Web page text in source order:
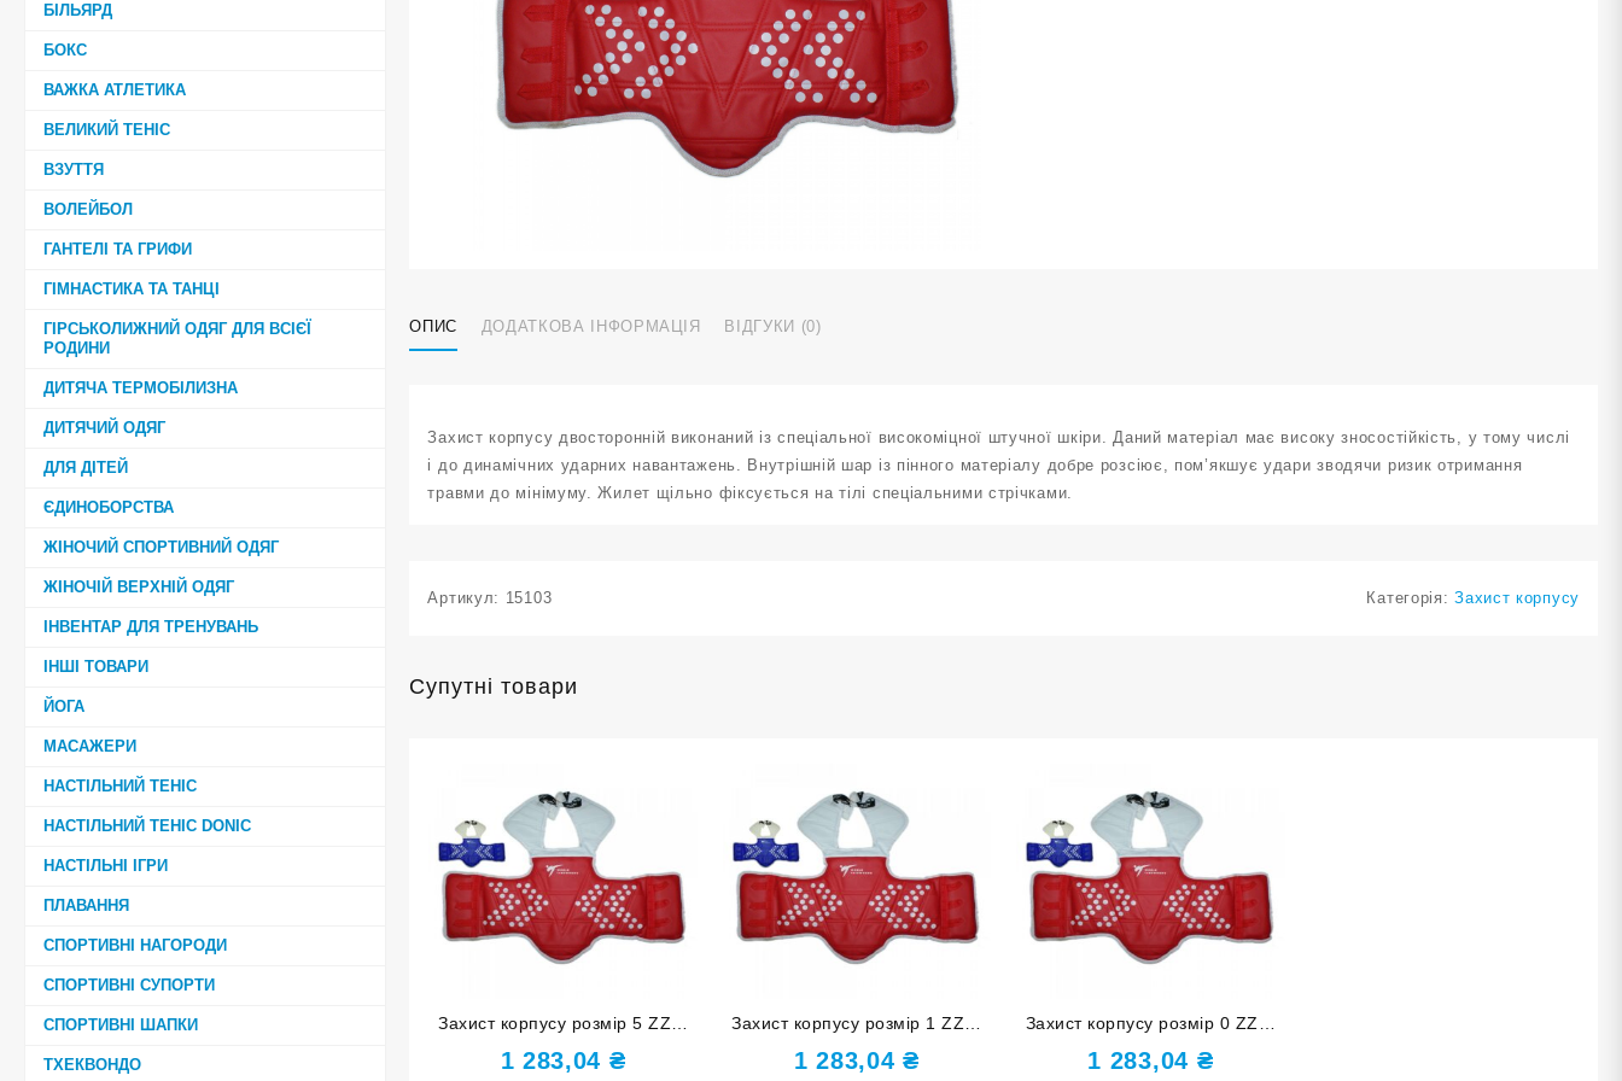
БІЛЬЯРД
БОКС
ВАЖКА АТЛЕТИКА
ВЕЛИКИЙ ТЕНІС
ВЗУТТЯ
ВОЛЕЙБОЛ
ГАНТЕЛІ ТА ГРИФИ
ГІМНАСТИКА ТА ТАНЦІ
ГІРСЬКОЛИЖНИЙ ОДЯГ ДЛЯ ВСІЄЇ
РОДИНИ
ДИТЯЧА ТЕРМОБІЛИЗНА
ДИТЯЧИЙ ОДЯГ
ДЛЯ ДІТЕЙ
ЄДИНОБОРСТВА
ЖІНОЧИЙ СПОРТИВНИЙ ОДЯГ
ЖІНОЧІЙ ВЕРХНІЙ ОДЯГ
ІНВЕНТАР ДЛЯ ТРЕНУВАНЬ
ІНШІ ТОВАРИ
ЙОГА
МАСАЖЕРИ
НАСТІЛЬНИЙ ТЕНІС
НАСТІЛЬНИЙ ТЕНІС DONIC
НАСТІЛЬНІ ІГРИ
ПЛАВАННЯ
СПОРТИВНІ НАГОРОДИ
СПОРТИВНІ СУПОРТИ
СПОРТИВНІ ШАПКИ
ТХЕКВОНДО
ОПИС ДОДАТКОВА ІНФОРМАЦІЯ ВІДГУКИ (0)
Захист корпусу двосторонній виконаний із спеціальної високоміцної штучної шкіри. Даний матеріал має високу зносостійкість, у тому числі
і до динамічних ударних навантажень. Внутрішній шар із пінного матеріалу добре розсіює, пом’якшує удари зводячи ризик отримання
травми до мінімуму. Жилет щільно фіксується на тілі спеціальними стрічками.
Артикул: 15103 Категорія:Захист корпусу
Супутні товари
Захист корпусу розмір 5 ZZT-
010-5
1 283,04 ₴
Захист корпусу розмір 1 ZZT-
010-1
1 283,04₴
Захист корпусу розмір 0 ZZT-
010-0
1 283,04 ₴